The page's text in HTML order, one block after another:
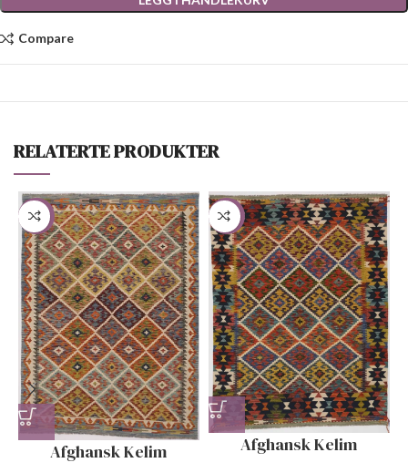
Compare
RELATERTE PRODUKTER
-50%
Afghansk Kelim
-27%
Afghansk Kelim